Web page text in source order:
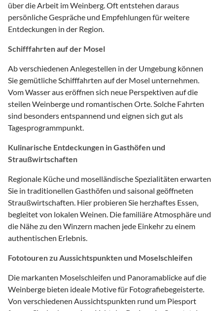
über die Arbeit im Weinberg. Oft entstehen daraus
persönliche Gespräche und Empfehlungen für weitere
Entdeckungen in der Region.
Schifffahrten auf der Mosel
Ab verschiedenen Anlegestellen in der Umgebung können
Sie gemütliche Schifffahrten auf der Mosel unternehmen.
Vom Wasser aus eröffnen sich neue Perspektiven auf die
steilen Weinberge und romantischen Orte. Solche Fahrten
sind besonders entspannend und eignen sich gut als
Tagesprogrammpunkt.
Kulinarische Entdeckungen in Gasthöfen und
Straußwirtschaften
Regionale Küche und moselländische Spezialitäten erwarten
Sie in traditionellen Gasthöfen und saisonal geöffneten
Straußwirtschaften. Hier probieren Sie herzhaftes Essen,
begleitet von lokalen Weinen. Die familiäre Atmosphäre und
die Nähe zu den Winzern machen jede Einkehr zu einem
authentischen Erlebnis.
Fototouren zu Aussichtspunkten und Moselschleifen
Die markanten Moselschleifen und Panoramablicke auf die
Weinberge bieten ideale Motive für Fotografiebegeisterte.
Von verschiedenen Aussichtspunkten rund um Piesport